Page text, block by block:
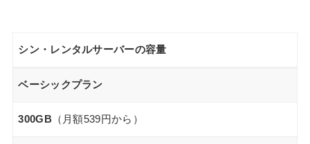
シン・レンタルサーバーの容量
ベーシックプラン
300GB（月額539円から）